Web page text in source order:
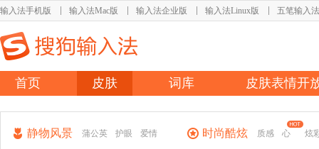
输入法手机版 输入法Mac版 输入法企业版 输入法Linux版 五笔输入法
首页 皮肤 词库 皮肤表情开
静物风景 蒲公英 护眼 爱情 时尚酷炫 质感 心 炫